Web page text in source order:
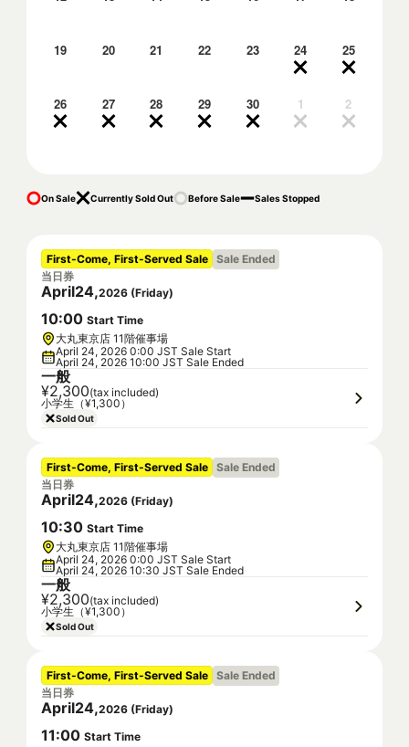
19 20 21 22 23 24 25
26 27 28 29 30 1 2
On Sale Currently Sold Out Before Sale Sales Stopped
First-Come, First-Served Sale Sale Ended
当日券
April24,2026 (Friday)
10:00 Start Time
大丸東京店 11階催事場
April 24, 2026 0:00 JST Sale Start
April 24, 2026 10:00 JST Sale Ended
一般
¥2,300(tax included)
小学生（¥1,300）
Sold Out
First-Come, First-Served Sale Sale Ended
当日券
April24,2026 (Friday)
10:30 Start Time
大丸東京店 11階催事場
April 24, 2026 0:00 JST Sale Start
April 24, 2026 10:30 JST Sale Ended
一般
¥2,300(tax included)
小学生（¥1,300）
Sold Out
First-Come, First-Served Sale Sale Ended
当日券
April24,2026 (Friday)
11:00 Start Time